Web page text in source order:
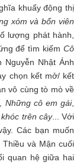
khuấy động thị
xóm và bốn viên
lượng phát hành,
để tìm kiếm Cô
Nhật Ánh
chọn kết mở/ kết
vô cùng tò mò về
Những cô em gái,
trên cây... Với
Các bạn muốn
và Mận cuối
quan hệ giữa hai